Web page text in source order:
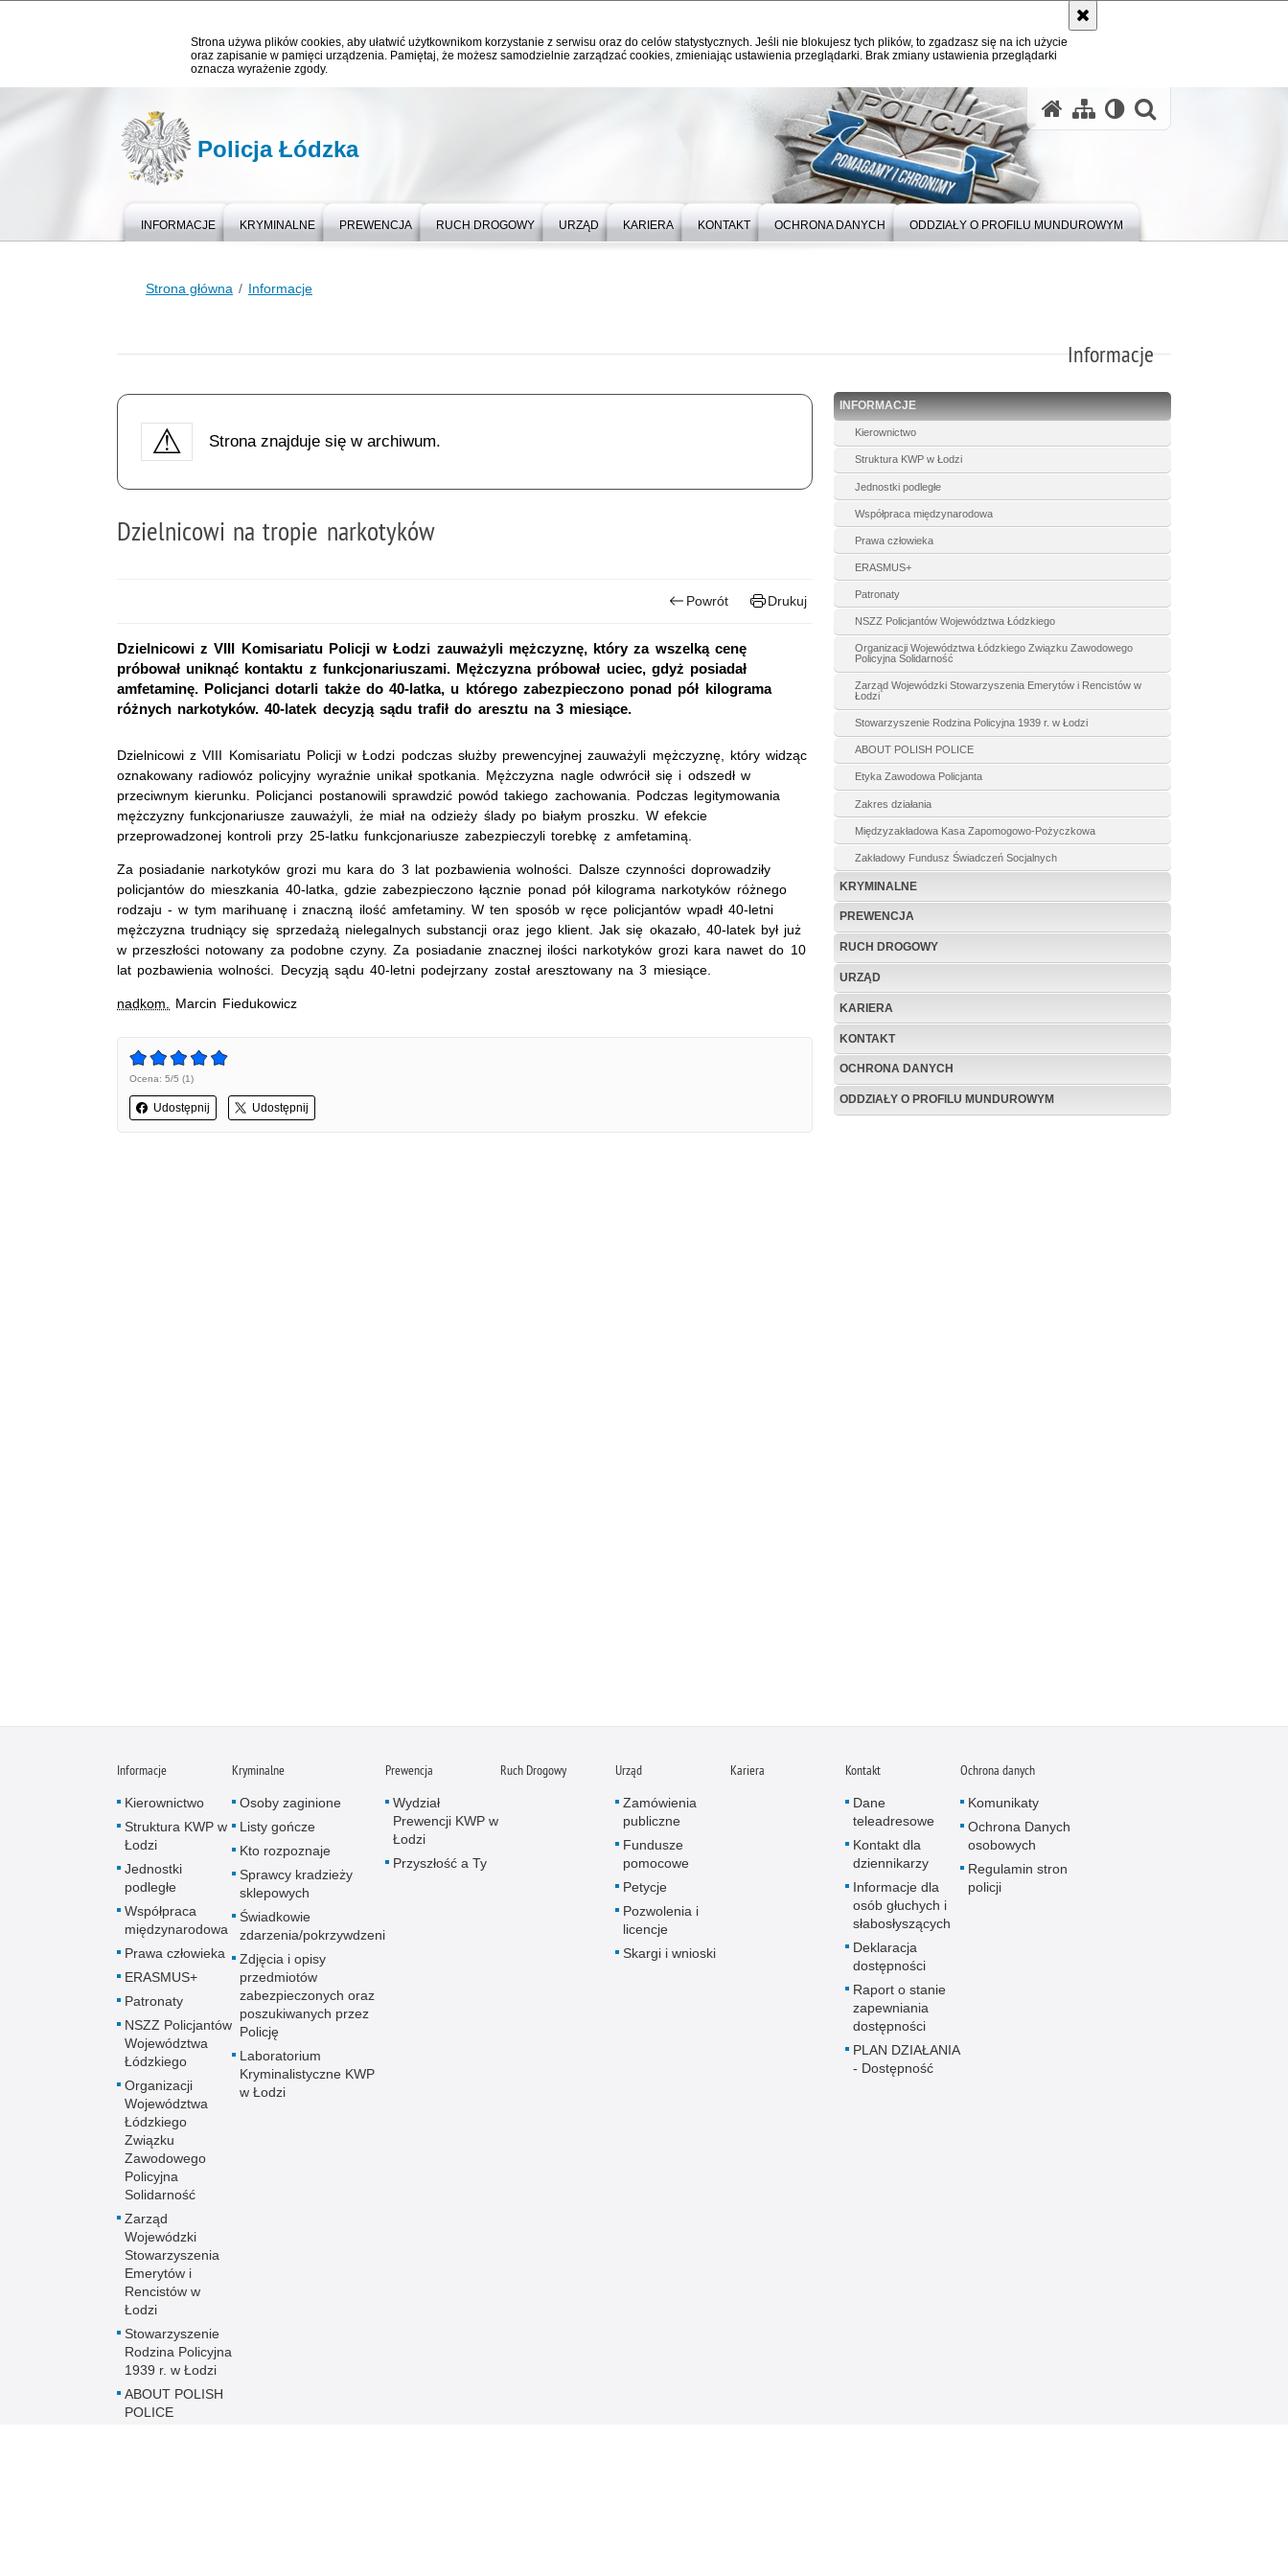
Strona używa plików cookies, aby ułatwić użytkownikom korzystanie z serwisu oraz do celów statystycznych. Jeśli nie blokujesz tych plików, to zgadzasz się na ich użycie
oraz zapisanie w pamięci urządzenia. Pamiętaj, że możesz samodzielnie zarządzać cookies, zmieniając ustawienia przeglądarki. Brak zmiany ustawienia przeglądarki
oznacza wyrażenie zgody.
Policja Łódzka
INFORMACJE KRYMINALNE PREWENCJA RUCH DROGOWY URZĄD KARIERA KONTAKT OCHRONA DANYCH ODDZIAŁY O PROFILU MUNDUROWYM
Strona główna Informacje
Informacje
Strona znajduje się w archiwum.
Dzielnicowi na tropie narkotyków
Powrót Drukuj
Dzielnicowi z VIII Komisariatu Policji w Łodzi zauważyli mężczyznę, który za wszelką cenę
próbował uniknąć kontaktu z funkcjonariuszami. Mężczyzna próbował uciec, gdyż posiadał
amfetaminę. Policjanci dotarli także do 40-latka, u którego zabezpieczono ponad pół kilograma
różnych narkotyków. 40-latek decyzją sądu trafił do aresztu na 3 miesiące.
Dzielnicowi z VIII Komisariatu Policji w Łodzi podczas służby prewencyjnej zauważyli mężczyznę, który widząc
oznakowany radiowóz policyjny wyraźnie unikał spotkania. Mężczyzna nagle odwrócił się i odszedł w
przeciwnym kierunku. Policjanci postanowili sprawdzić powód takiego zachowania. Podczas legitymowania
mężczyzny funkcjonariusze zauważyli, że miał na odzieży ślady po białym proszku. W efekcie
przeprowadzonej kontroli przy 25-latku funkcjonariusze zabezpieczyli torebkę z amfetaminą.
Za posiadanie narkotyków grozi mu kara do 3 lat pozbawienia wolności. Dalsze czynności doprowadziły
policjantów do mieszkania 40-latka, gdzie zabezpieczono łącznie ponad pół kilograma narkotyków różnego
rodzaju - w tym marihuanę i znaczną ilość amfetaminy. W ten sposób w ręce policjantów wpadł 40-letni
mężczyzna trudniący się sprzedażą nielegalnych substancji oraz jego klient. Jak się okazało, 40-latek był już
w przeszłości notowany za podobne czyny. Za posiadanie znacznej ilości narkotyków grozi kara nawet do 10
lat pozbawienia wolności. Decyzją sądu 40-letni podejrzany został aresztowany na 3 miesiące.
nadkom. Marcin Fiedukowicz
Ocena: 5/5 (1)
Udostępnij Udostępnij
INFORMACJE
Kierownictwo
Struktura KWP w Łodzi
Jednostki podległe
Współpraca międzynarodowa
Prawa człowieka
ERASMUS+
Patronaty
NSZZ Policjantów Województwa Łódzkiego
Organizacji Województwa Łódzkiego Związku Zawodowego
Policyjna Solidarność
Zarząd Wojewódzki Stowarzyszenia Emerytów i Rencistów w
Łodzi
Stowarzyszenie Rodzina Policyjna 1939 r. w Łodzi
ABOUT POLISH POLICE
Etyka Zawodowa Policjanta
Zakres działania
Międzyzakładowa Kasa Zapomogowo-Pożyczkowa
Zakładowy Fundusz Świadczeń Socjalnych
KRYMINALNE
PREWENCJA
RUCH DROGOWY
URZĄD
KARIERA
KONTAKT
OCHRONA DANYCH
ODDZIAŁY O PROFILU MUNDUROWYM
Informacje
Kierownictwo
Struktura KWP w
Łodzi
Jednostki
podległe
Współpraca
międzynarodowa
Prawa człowieka
ERASMUS+
Patronaty
NSZZ Policjantów
Województwa
Łódzkiego
Organizacji
Województwa
Łódzkiego
Związku
Zawodowego
Policyjna
Solidarność
Zarząd
Wojewódzki
Stowarzyszenia
Emerytów i
Rencistów w
Łodzi
Stowarzyszenie
Rodzina Policyjna
1939 r. w Łodzi
ABOUT POLISH
POLICE
Kryminalne
Osoby zaginione
Listy gończe
Kto rozpoznaje
Sprawcy kradzieży
sklepowych
Świadkowie
zdarzenia/pokrzywdzeni
Zdjęcia i opisy
przedmiotów
zabezpieczonych oraz
poszukiwanych przez
Policję
Laboratorium
Kryminalistyczne KWP
w Łodzi
Prewencja
Wydział
Prewencji KWP w
Łodzi
Przyszłość a Ty
Ruch Drogowy Urząd
Zamówienia
publiczne
Fundusze
pomocowe
Petycje
Pozwolenia i
licencje
Skargi i wnioski
Kariera Kontakt
Dane
teleadresowe
Kontakt dla
dziennikarzy
Informacje dla
osób głuchych i
słabosłyszących
Deklaracja
dostępności
Raport o stanie
zapewniania
dostępności
PLAN DZIAŁANIA
- Dostępność
Ochrona danych
Komunikaty
Ochrona Danych
osobowych
Regulamin stron
policji